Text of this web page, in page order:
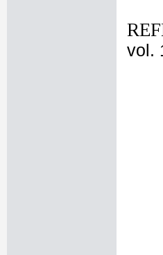
vol.